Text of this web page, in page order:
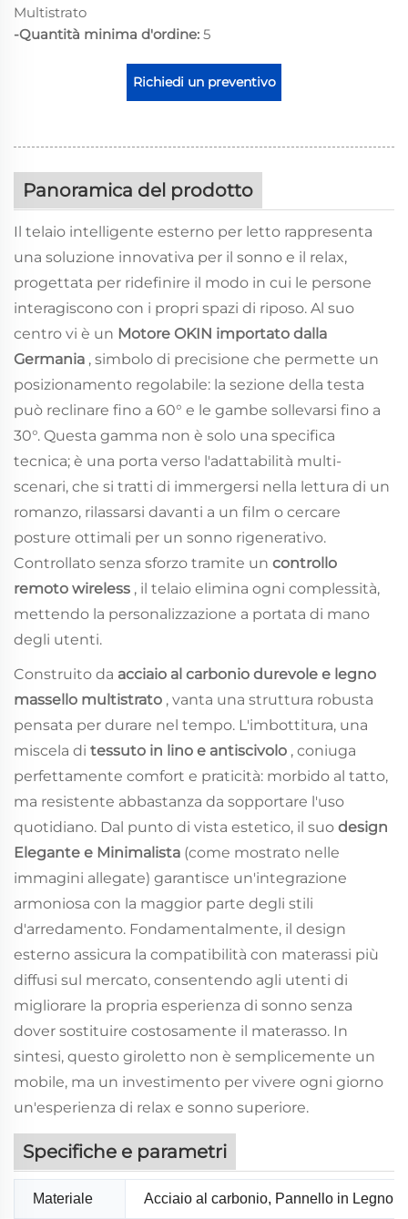
Multistrato
-Quantità minima d'ordine: 5
Richiedi un preventivo
Panoramica del prodotto
Il telaio intelligente esterno per letto rappresenta
una soluzione innovativa per il sonno e il relax,
progettata per ridefinire il modo in cui le persone
interagiscono con i propri spazi di riposo. Al suo
centro vi è un Motore OKIN importato dalla
Germania , simbolo di precisione che permette un
posizionamento regolabile: la sezione della testa
può reclinare fino a 60° e le gambe sollevarsi fino a
30°. Questa gamma non è solo una specifica
tecnica; è una porta verso l'adattabilità multi-
scenari, che si tratti di immergersi nella lettura di un
romanzo, rilassarsi davanti a un film o cercare
posture ottimali per un sonno rigenerativo.
Controllato senza sforzo tramite un controllo
remoto wireless , il telaio elimina ogni complessità,
mettendo la personalizzazione a portata di mano
degli utenti.
Construito da acciaio al carbonio durevole e legno
massello multistrato , vanta una struttura robusta
pensata per durare nel tempo. L'imbottitura, una
miscela di tessuto in lino e antiscivolo , coniuga
perfettamente comfort e praticità: morbido al tatto,
ma resistente abbastanza da sopportare l'uso
quotidiano. Dal punto di vista estetico, il suo design
Elegante e Minimalista (come mostrato nelle
immagini allegate) garantisce un'integrazione
armoniosa con la maggior parte degli stili
d'arredamento. Fondamentalmente, il design
esterno assicura la compatibilità con materassi più
diffusi sul mercato, consentendo agli utenti di
migliorare la propria esperienza di sonno senza
dover sostituire costosamente il materasso. In
sintesi, questo giroletto non è semplicemente un
mobile, ma un investimento per vivere ogni giorno
un'esperienza di relax e sonno superiore.
Specifiche e parametri
Materiale Acciaio al carbonio, Pannello in Legno